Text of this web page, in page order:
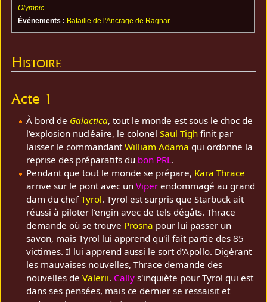
Olympic
Événements : Bataille de l'Ancrage de Ragnar
Histoire
Acte 1
À bord de Galactica, tout le monde est sous le choc de
l'explosion nucléaire, le colonel Saul Tighfinit par
laisser le commandant William Adama qui ordonne la
reprise des préparatifs du bon PRL.
Pendant que tout le monde se prépare, Kara Thrace
arrive sur le pont avec un Viperendommagé au grand
dam du chefTyrol. Tyrol est surpris que Starbuck ait
réussi à piloter l'engin avec de tels dégâts. Thrace
demande où se trouve Prosna pour lui passer un
savon, mais Tyrol lui apprend qu'il fait partie des 85
victimes. Il lui apprend aussi le sort d'Apollo. Digérant
les mauvaises nouvelles, Thrace demande des
nouvelles de Valerii. Callys'inquiète pour Tyrol qui est
dans ses pensées, mais ce dernier se ressaisit et